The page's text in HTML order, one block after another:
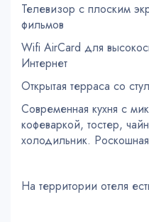
Телевизор с плоским
фильмов
Wifi AirCard для
Интернет
Открытая терраса со
Современная кухня с
кофеваркой, тостер,
холодильник.
На территории отеля